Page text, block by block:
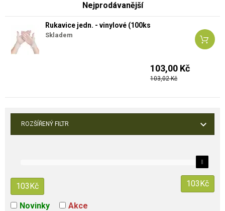
Nejprodávanější
Rukavice jedn. - vinylové (100ks
Skladem
103,00 Kč
103,02 Kč
ROZŠÍŘENÝ FILTR
103Kč 103Kč
Novinky Akce